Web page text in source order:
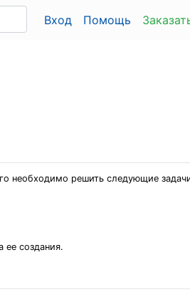
Вход Помощь
необходимо решить следующие
ее создания.